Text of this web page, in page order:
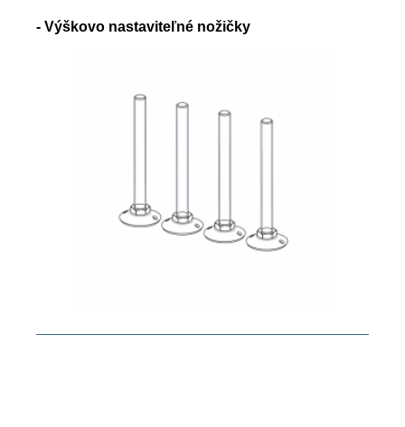
- Výškovo nastaviteľné nožičky